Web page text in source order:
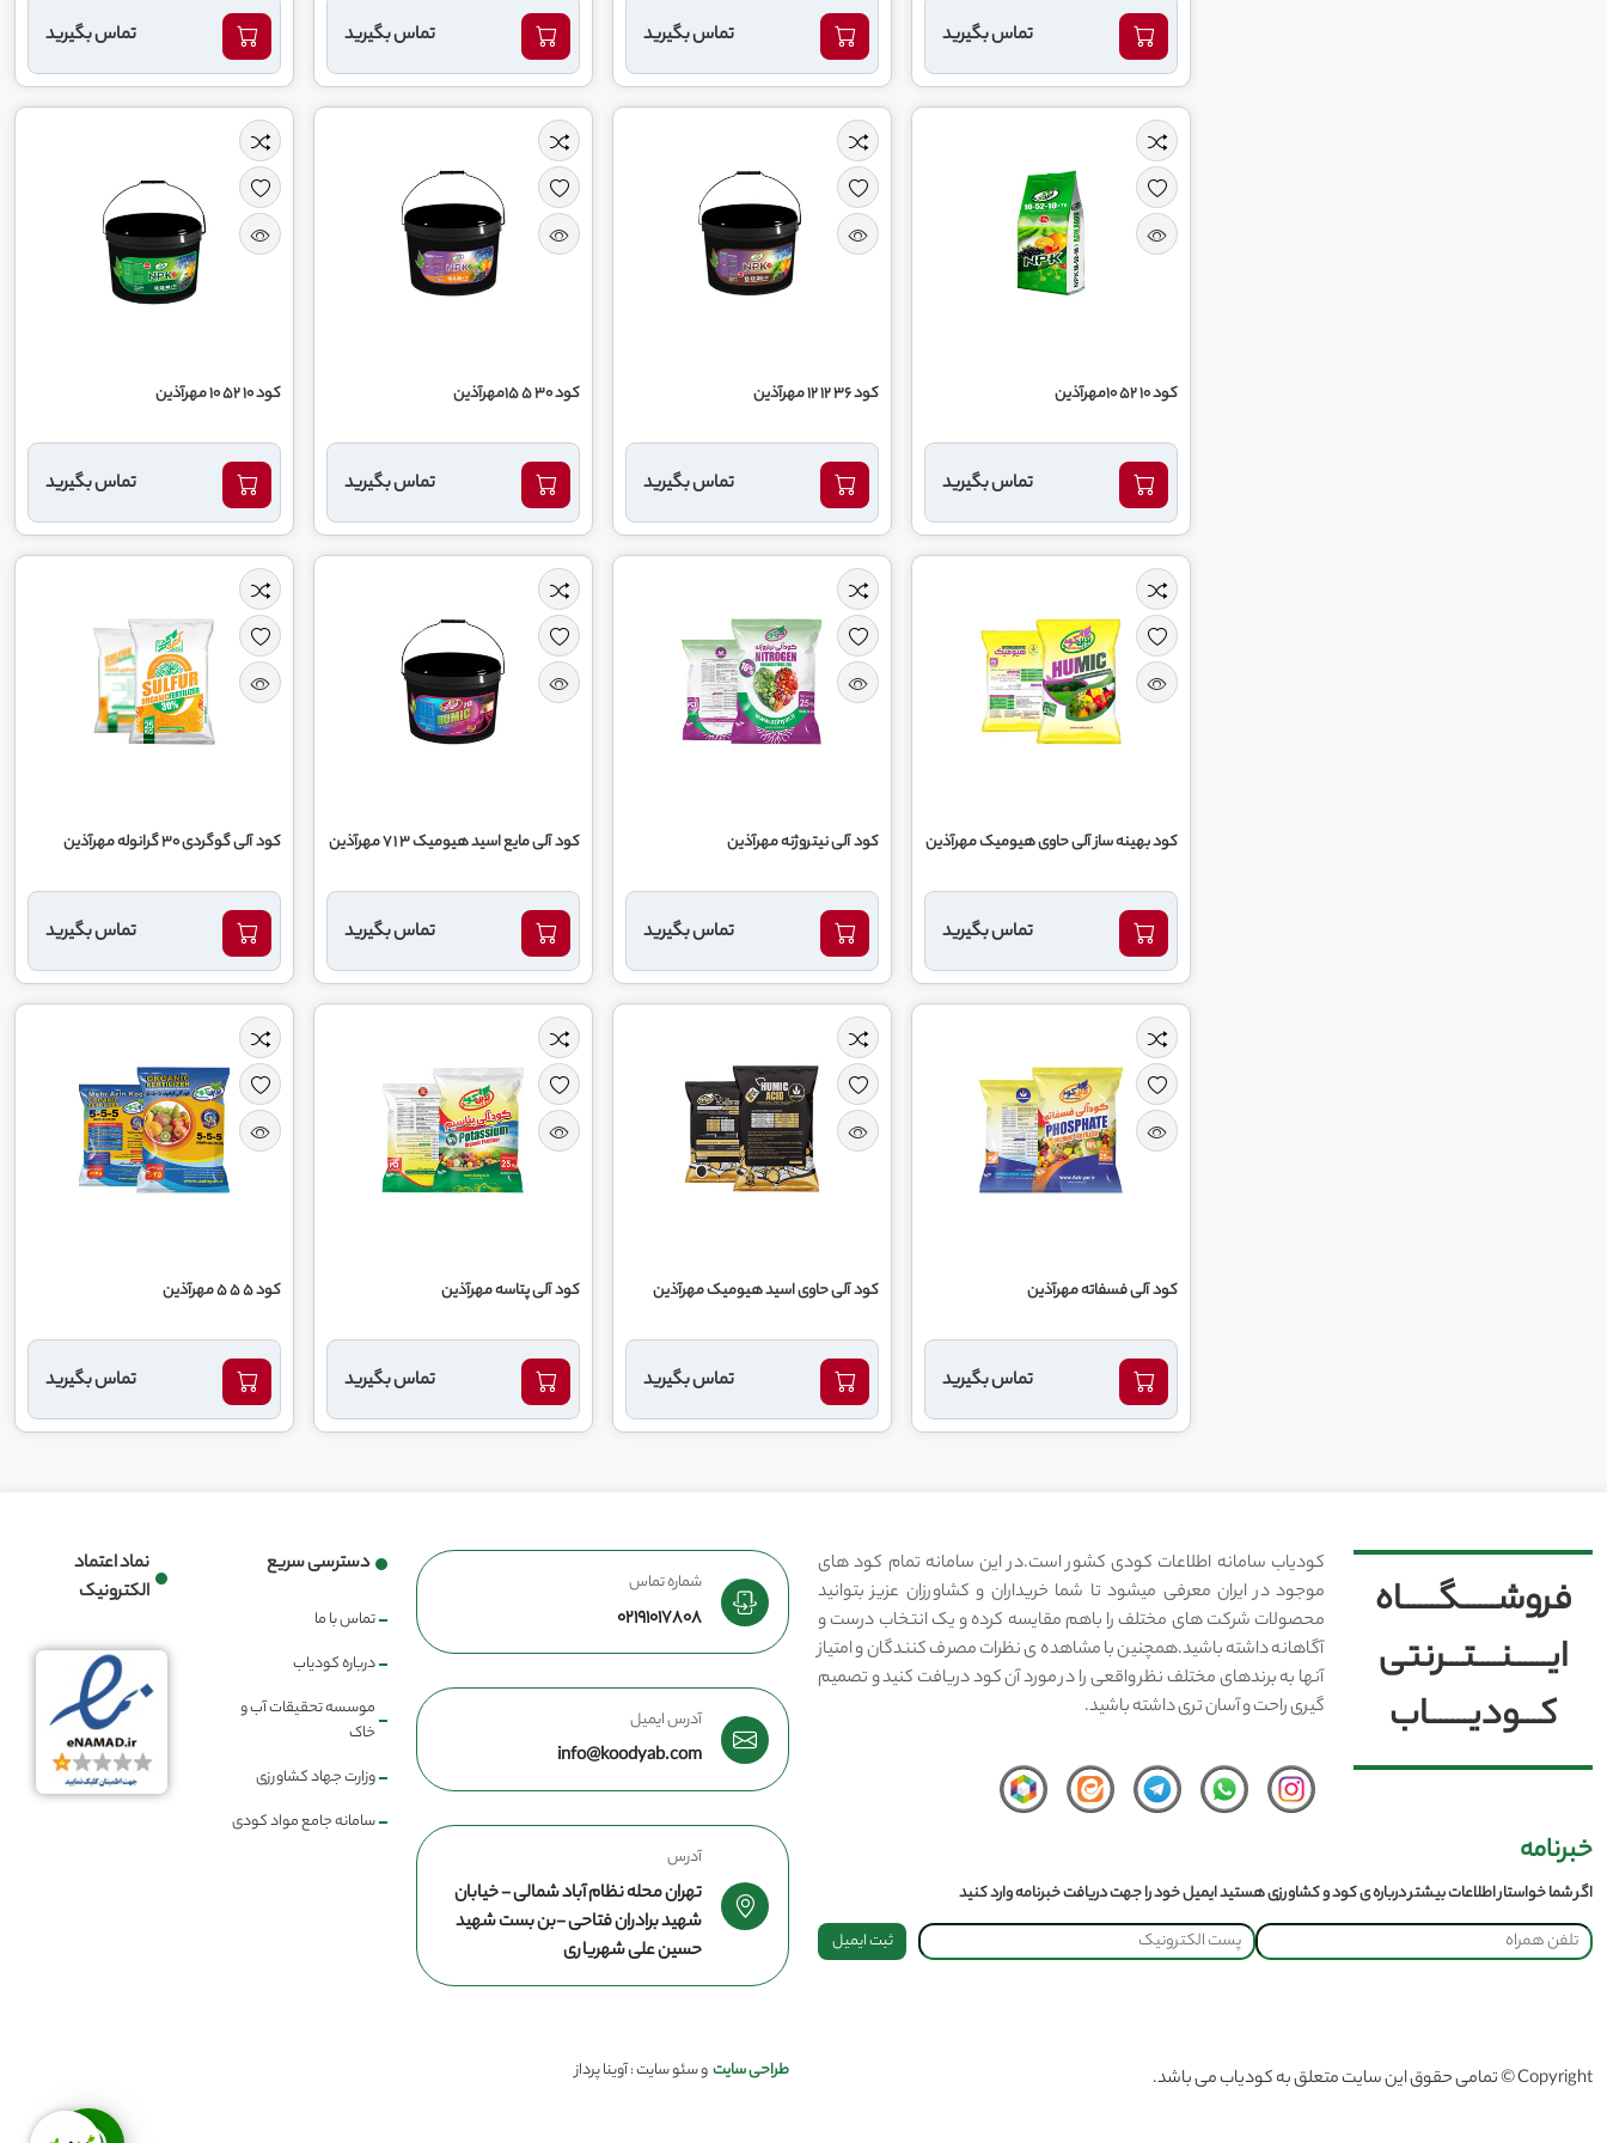
تماس بگیرید تماس بگیرید تماس بگیرید تماس بگیرید
کود 10 52 10مهرآذین
تماس بگیرید
کود 36 12 12 مهرآذین
تماس بگیرید
کود 30 5 15مهرآذین
تماس بگیرید
کود 10 52 10 مهرآذین
تماس بگیرید
کود بهینه ساز آلی حاوی هیومیک مهرآذین
تماس بگیرید
کود آلی نیتروژنه مهرآذین
تماس بگیرید
کود آلی مایع اسید هیومیک ۳ ۱ ۷ مهرآذین
تماس بگیرید
کود آلی گوگردی ۳۰ گرانوله مهرآذین
تماس بگیرید
کود آلی فسفاته مهرآذین
تماس بگیرید
کود آلی حاوی اسید هیومیک مهرآذین
تماس بگیرید
کود آلی پتاسه مهرآذین
تماس بگیرید
کود 5 5 5 مهرآذین
تماس بگیرید
فروشــــــگــــــاه
ایــــــنــــتـــرنتی
کـــودیـــــــاب
کودیاب سامانه اطلاعات کودی کشور است.در این سامانه تمام کود های
موجود در ایران معرفی میشود تا شما خریداران و کشاورزان عزیز بتوانید
محصولات شرکت های مختلف را باهم مقایسه کرده و یک انتخاب درست و
آگاهانه داشته باشید.همچنین با مشاهده ی نظرات مصرف کنندگان و امتیاز
آنها به برندهای مختلف نظر واقعی را در مورد آن کود دریافت کنید و تصمیم
گیری راحت و آسان تری داشته باشید.
خبرنامه
اگر شما خواستار اطلاعات بیشتر درباره ی کود و کشاورزی هستید ایمیل خود را جهت دریافت خبرنامه وارد کنید
ثبت ایمیل
شماره تماس
02191017808
آدرس ایمیل
info@koodyab.com
آدرس
تهران محله نظام آباد شمالی - خیابان
شهید برادران فتاحی -بن بست شهید
حسین علی شهریاری
دسترسی سریع
تماس با ما
درباره کودیاب
موسسه تحقیقات آب و
خاک
وزارت جهاد کشاورزی
سامانه جامع مواد کودی
نماد اعتماد
الکترونیک
Copyright © تمامی حقوق این سایت متعلق به کودیاب می باشد. طراحی سایتو سئو سایت : آوینا پرداز